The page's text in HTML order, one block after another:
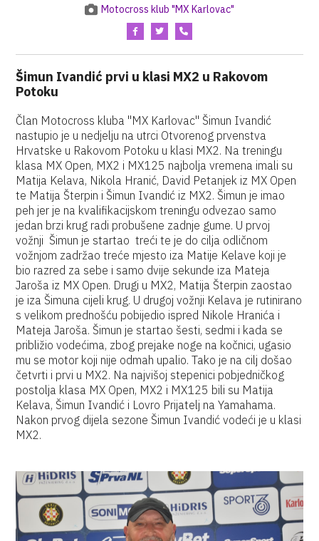
Motocross klub "MX Karlovac"
Šimun Ivandić prvi u klasi MX2 u Rakovom
Potoku
Član Motocross kluba "MX Karlovac" Šimun Ivandić
nastupio je u nedjelju na utrci Otvorenog prvenstva
Hrvatske u Rakovom Potoku u klasi MX2. Na treningu
klasa MX Open, MX2 i MX125 najbolja vremena imali su
Matija Kelava, Nikola Hranić, David Petanjek iz MX Open
te Matija Šterpin i Šimun Ivandić iz MX2. Šimun je imao
peh jer je na kvalifikacijskom treningu odvezao samo
jedan brzi krug radi probušene zadnje gume. U prvoj
vožnji Šimun je startao treći te je do cilja odličnom
vožnjom zadržao treće mjesto iza Matije Kelave koji je
bio razred za sebe i samo dvije sekunde iza Mateja
Jaroša iz MX Open. Drugi u MX2, Matija Šterpin zaostao
je iza Šimuna cijeli krug. U drugoj vožnji Kelava je rutinirano
s velikom prednošću pobijedio ispred Nikole Hranića i
Mateja Jaroša. Šimun je startao šesti, sedmi i kada se
približio vodećima, zbog prejake noge na kočnici, ugasio
mu se motor koji nije odmah upalio. Tako je na cilj došao
četvrti i prvi u MX2. Na najvišoj stepenici pobjedničkog
postolja klasa MX Open, MX2 i MX125 bili su Matija
Kelava, Šimun Ivandić i Lovro Prijatelj na Yamahama.
Nakon prvog dijela sezone Šimun Ivandić vodeći je u klasi
MX2.